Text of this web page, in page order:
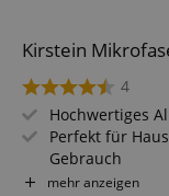
Kirstein
4
Hochwertiges
Perfekt für
Gebrauch
Weiche &
mehr anzeigen